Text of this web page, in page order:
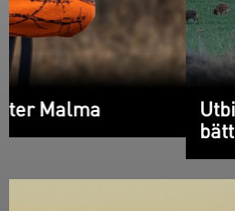
Utbildning i
bättre vildsvinsjägare